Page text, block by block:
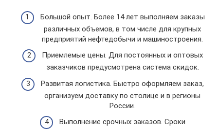
Большой опыт. Более 14 лет выполняем заказы
различных объемов, в том числе для крупных
предприятий нефтедобычи и машиностроения.
Приемлемые цены. Для постоянных и оптовых
заказчиков предусмотрена система скидок.
Развитая логистика. Быстро оформляем заказ,
организуем доставку по столице и в регионы
России.
Выполнение срочных заказов. Сроки